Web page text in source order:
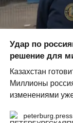
Удар по
решение для
Казахстан
Миллионы
изменениями
peterburg.press